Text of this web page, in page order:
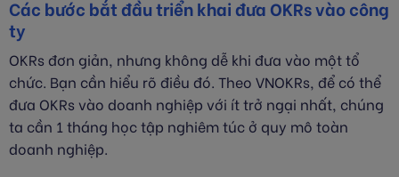
Các bước bắt đầu triển khai đưa OKRs vào công
ty
OKRs đơn giản, nhưng không dễ khi đưa vào một tổ
chức. Bạn cần hiểu rõ điều đó. Theo VNOKRs, để có thể
đưa OKRs vào doanh nghiệp với ít trở ngại nhất, chúng
ta cần 1 tháng học tập nghiêm túc ở quy mô toàn
doanh nghiệp.